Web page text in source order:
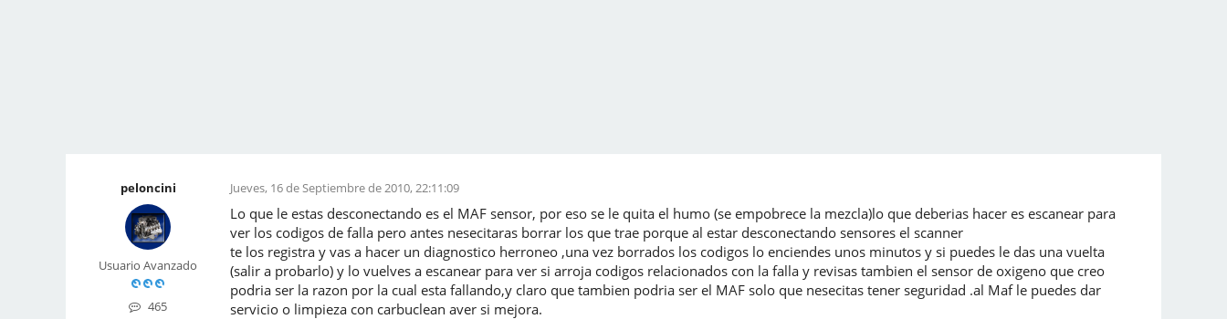
peloncini
Usuario Avanzado
465
Jueves, 16 de Septiembre de 2010, 22:11:09
Lo que le estas desconectando es el MAF sensor, por eso se le quita el humo (se empobrece la mezcla)lo que deberias hacer es escanear para
ver los codigos de falla pero antes nesecitaras borrar los que trae porque al estar desconectando sensores el scanner
te los registra y vas a hacer un diagnostico herroneo ,una vez borrados los codigos lo enciendes unos minutos y si puedes le das una vuelta
(salir a probarlo) y lo vuelves a escanear para ver si arroja codigos relacionados con la falla y revisas tambien el sensor de oxigeno que creo
podria ser la razon por la cual esta fallando,y claro que tambien podria ser el MAF solo que nesecitas tener seguridad .al Maf le puedes dar
servicio o limpieza con carbuclean aver si mejora.